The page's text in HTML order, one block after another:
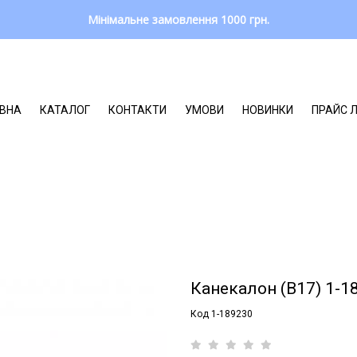
Мінімальне замовлення 1000 грн.
КАТАЛОГ КОНТАКТИ УМОВИ НОВИНКИ ПРАЙС
Канекалон (B17) 1-
Код 1-189230